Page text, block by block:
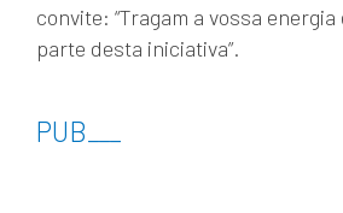
convite: “Tragam a vossa
parte desta iniciativa”.
PUB